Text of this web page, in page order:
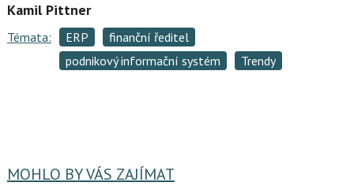
Kamil Pittner
Témata: ERP
finanční ředitel
podnikový informační systém
Trendy
MOHLO BY VÁS ZAJÍMAT